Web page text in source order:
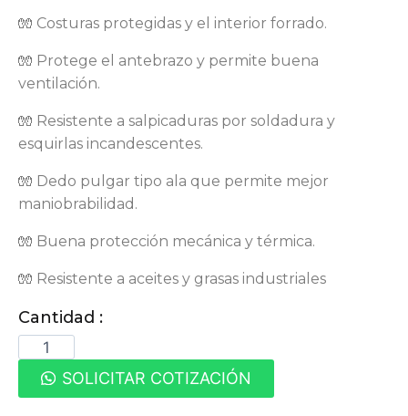
🧤 Costuras protegidas y el interior forrado.
🧤 Protege el antebrazo y permite buena
ventilación.
🧤 Resistente a salpicaduras por soldadura y
esquirlas incandescentes.
🧤 Dedo pulgar tipo ala que permite mejor
maniobrabilidad.
🧤 Buena protección mecánica y térmica.
🧤 Resistente a aceites y grasas industriales
Cantidad :
SOLICITAR COTIZACIÓN